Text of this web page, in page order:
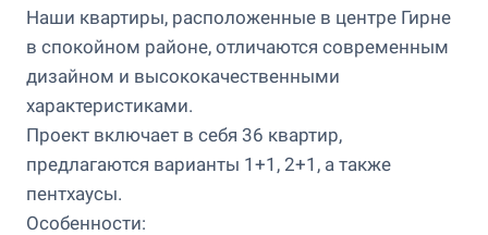
Наши квартиры, расположенные в центре Гирне
в спокойном районе, отличаются современным
дизайном и высококачественными
характеристиками.
Проект включает в себя 36 квартир,
предлагаются варианты 1+1, 2+1, а также
пентхаусы.
Особенности: